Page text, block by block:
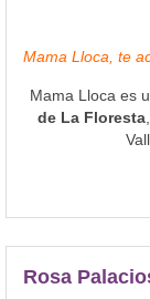
Mama Lloca, te
Mama Lloca es
de La Floresta
Rosa